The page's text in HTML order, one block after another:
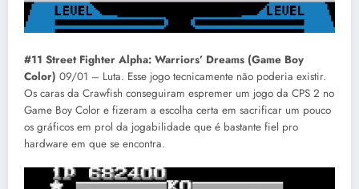
#11 Street Fighter Alpha: Warriors’ Dreams (Game Boy
Color) 09/01 – Luta. Esse jogo tecnicamente não poderia existir.
Os caras da Crawfish conseguiram espremer um jogo da CPS 2 no
Game Boy Color e fizeram a escolha certa em sacrificar um pouco
os gráficos em prol da jogabilidade que é bastante fiel pro
hardware em que se encontra.